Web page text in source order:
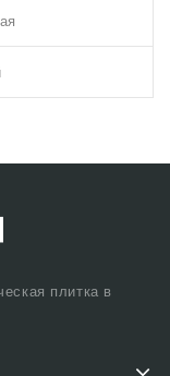
плитка в